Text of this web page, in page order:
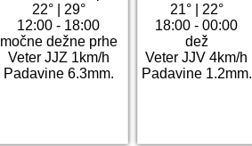
22°| 29°
12:00 - 18:00
močne dežne prhe
Veter JJZ 1km/h
Padavine 6.3mm.
21°| 22°
18:00 - 00:00
dež
Veter JJV 4km/h
Padavine 1.2mm.